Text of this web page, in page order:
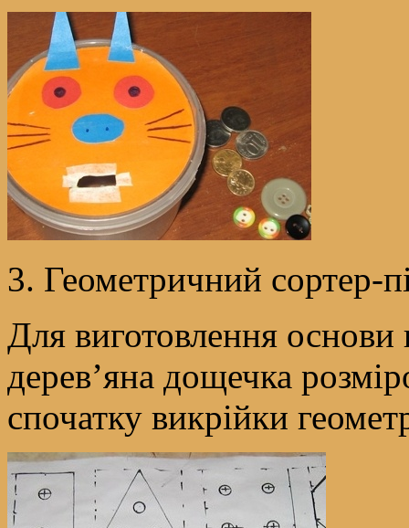
3. Геометричний сортер-
Для виготовлення основи
дерев’яна дощечка
спочатку викрійки